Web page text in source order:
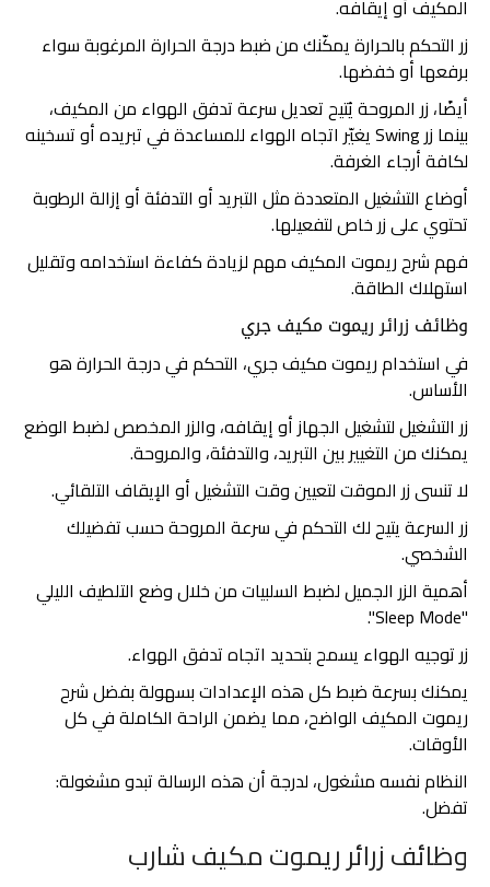
المكيف أو إيقافه.
زر التحكم بالحرارة يمكّنك من ضبط درجة الحرارة المرغوبة سواء
برفعها أو خفضها.
أيضًا، زر المروحة يُتيح تعديل سرعة تدفق الهواء من المكيف،
بينما زر Swing يغيّر اتجاه الهواء للمساعدة في تبريده أو تسخينه
لكافة أرجاء الغرفة.
أوضاع التشغيل المتعددة مثل التبريد أو التدفئة أو إزالة الرطوبة
تحتوي على زر خاص لتفعيلها.
فهم شرح ريموت المكيف مهم لزيادة كفاءة استخدامه وتقليل
استهلاك الطاقة.
وظائف زرائر ريموت مكيف جري
في استخدام ريموت مكيف جري، التحكم في درجة الحرارة هو
الأساس.
زر التشغيل لتشغيل الجهاز أو إيقافه، والزر المخصص لضبط الوضع
يمكنك من التغيير بين التبريد، والتدفئة، والمروحة.
لا تنسى زر الموقت لتعيين وقت التشغيل أو الإيقاف التلقائي.
زر السرعة يتيح لك التحكم في سرعة المروحة حسب تفضيلك
الشخصي.
أهمية الزر الجميل لضبط السلبيات من خلال وضع التلطيف الليلي
"Sleep Mode".
زر توجيه الهواء يسمح بتحديد اتجاه تدفق الهواء.
يمكنك بسرعة ضبط كل هذه الإعدادات بسهولة بفضل شرح
ريموت المكيف الواضح، مما يضمن الراحة الكاملة في كل
الأوقات.
النظام نفسه مشغول، لدرجة أن هذه الرسالة تبدو مشغولة:
تفضل.
وظائف زرائر ريموت مكيف شارب